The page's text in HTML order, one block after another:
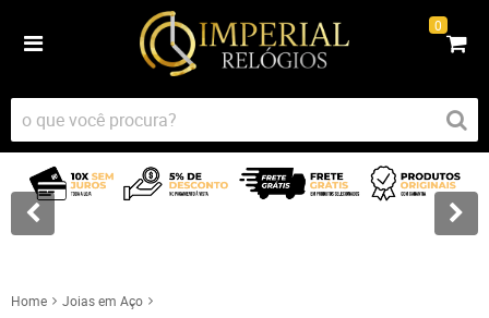
0
Home
Joias em Aço